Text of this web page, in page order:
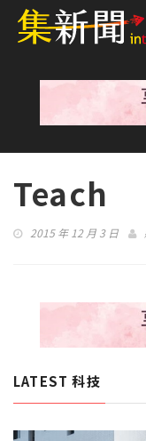
Teach
2015 年 12 月 3 日
LATEST 科技